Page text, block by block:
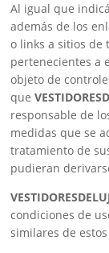
Al igual que
además de los
o links a sitios de
pertenecientes a
objeto de
que
responsable de
medidas que se
tratamiento de
pudieran
condiciones de
similares de